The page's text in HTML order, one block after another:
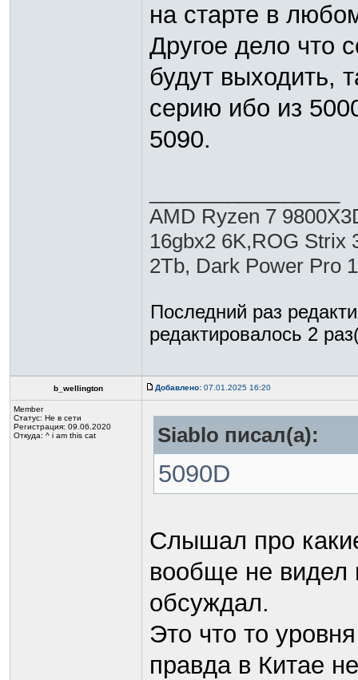
на старте в
Другое дело что
будут выходить,
серию ибо из
5090.
AMD Ryzen 7
16gbx2 6K,ROG Strix
2Tb, Dark Power Pro
Последний раз
редактировалось 2
b_wellington Добавлено: 07.01.2025 16:20
Member
Статус: Не в сети
Регистрация: 09.06.2020
Откуда: ^ i am this cat
Siablo писал(а):
5090D
Слышал про
вообще не видел
обсуждал.
Это что то
правда в Китае